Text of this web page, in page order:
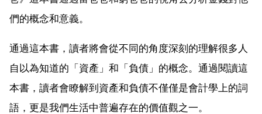
們的概念和意義。
通過這本書，讀者將會從不同的角度深刻的理解很多人
自以為知道的「資產」和「負債」的概念。通過閱讀這
本書，讀者會瞭解到資產和負債不僅僅是會計學上的詞
語，更是我們生活中普遍存在的價值觀之一。